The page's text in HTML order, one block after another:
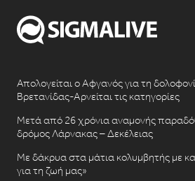
Απολογείται ο Αφγανός για τη
Βρετανίδας-Αρνείται τις κατηγορίες
Μετά από 26 χρόνια αναμονής
δρόμος Λάρνακας – Δεκέλειας
Με δάκρυα στα μάτια κολυμβητής με
για τη ζωή μας»